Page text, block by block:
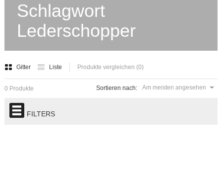
Schlagwort
Lederschopper
Gitter Liste Produkte vergleichen (0)
Sortieren nach: Am meisten angesehen
0 Produkte
FILTERS